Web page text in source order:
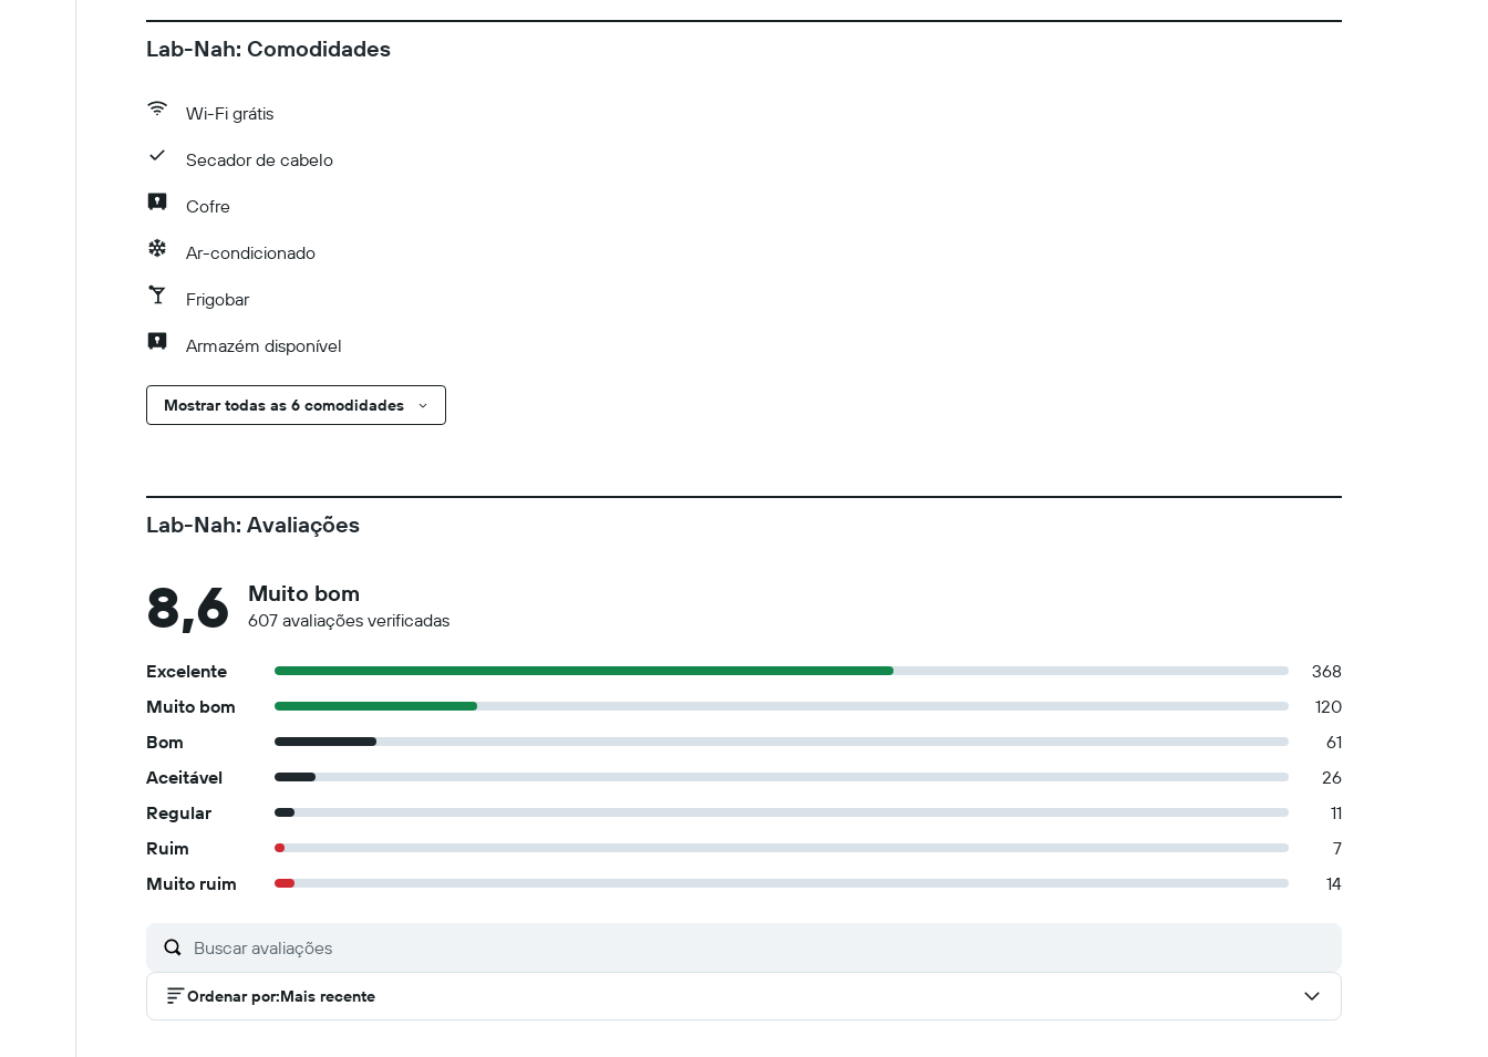
Lab-Nah: Comodidades
Wi-Fi grátis
Secador de cabelo
Cofre
Ar-condicionado
Frigobar
Armazém disponível
Mostrar todas as 6 comodidades
Lab-Nah: Avaliações
8,6 Muito bom
607 avaliações verificadas
Excelente
368
Muito bom
120
Bom
61
Aceitável
26
Regular
11
Ruim
7
Muito ruim
14
Ordenar por:Mais recente